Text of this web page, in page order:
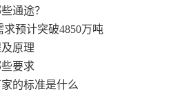
通途？
求预计突破4850万吨
原理
要求
的标准是什么